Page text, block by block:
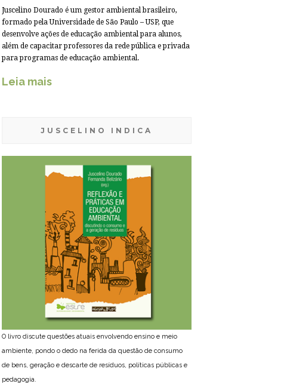
Juscelino Dourado é um gestor ambiental brasileiro,
formado pela Universidade de São Paulo – USP, que
desenvolve ações de educação ambiental para alunos,
além de capacitar professores da rede pública e privada
para programas de educação ambiental.
Leia mais
JUSCELINO INDICA
O livro discute questões atuais envolvendo ensino e meio
ambiente, pondo o dedo na ferida da questão de consumo
de bens, geração e descarte de resíduos, políticas públicas e
pedagogia.